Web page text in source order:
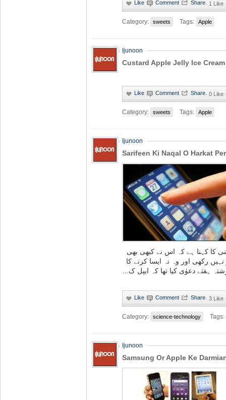
· 1 Like
Category: sweets Tags: Apple
Ijunoon
Custard Apple Jelly Ice Cream
· 0 Like
Category: sweets Tags: Apple
Ijunoon
Sarifeen Ki Naqal O Harkat
کا کہنا ہے کہ اس نے کبھی بھی
رکھی اور وہ نہ ایسا کرنے کا
ہفتے دعوٰی کیا تھا کہ ایپل ک...
· 3 Like
Category: science-technology Tags:
Ijunoon
Samsung Or Apple Ke